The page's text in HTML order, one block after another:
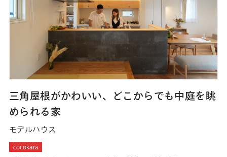
三角屋根がかわいい、どこからでも中庭を眺
められる家
モデルハウス
cocokara